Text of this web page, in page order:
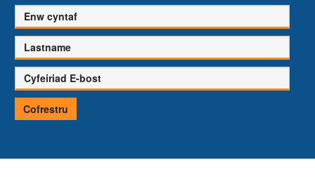
Enw
cyntaf
Cyfenw
Cyfeiriad
E-
bost
Cofrestru